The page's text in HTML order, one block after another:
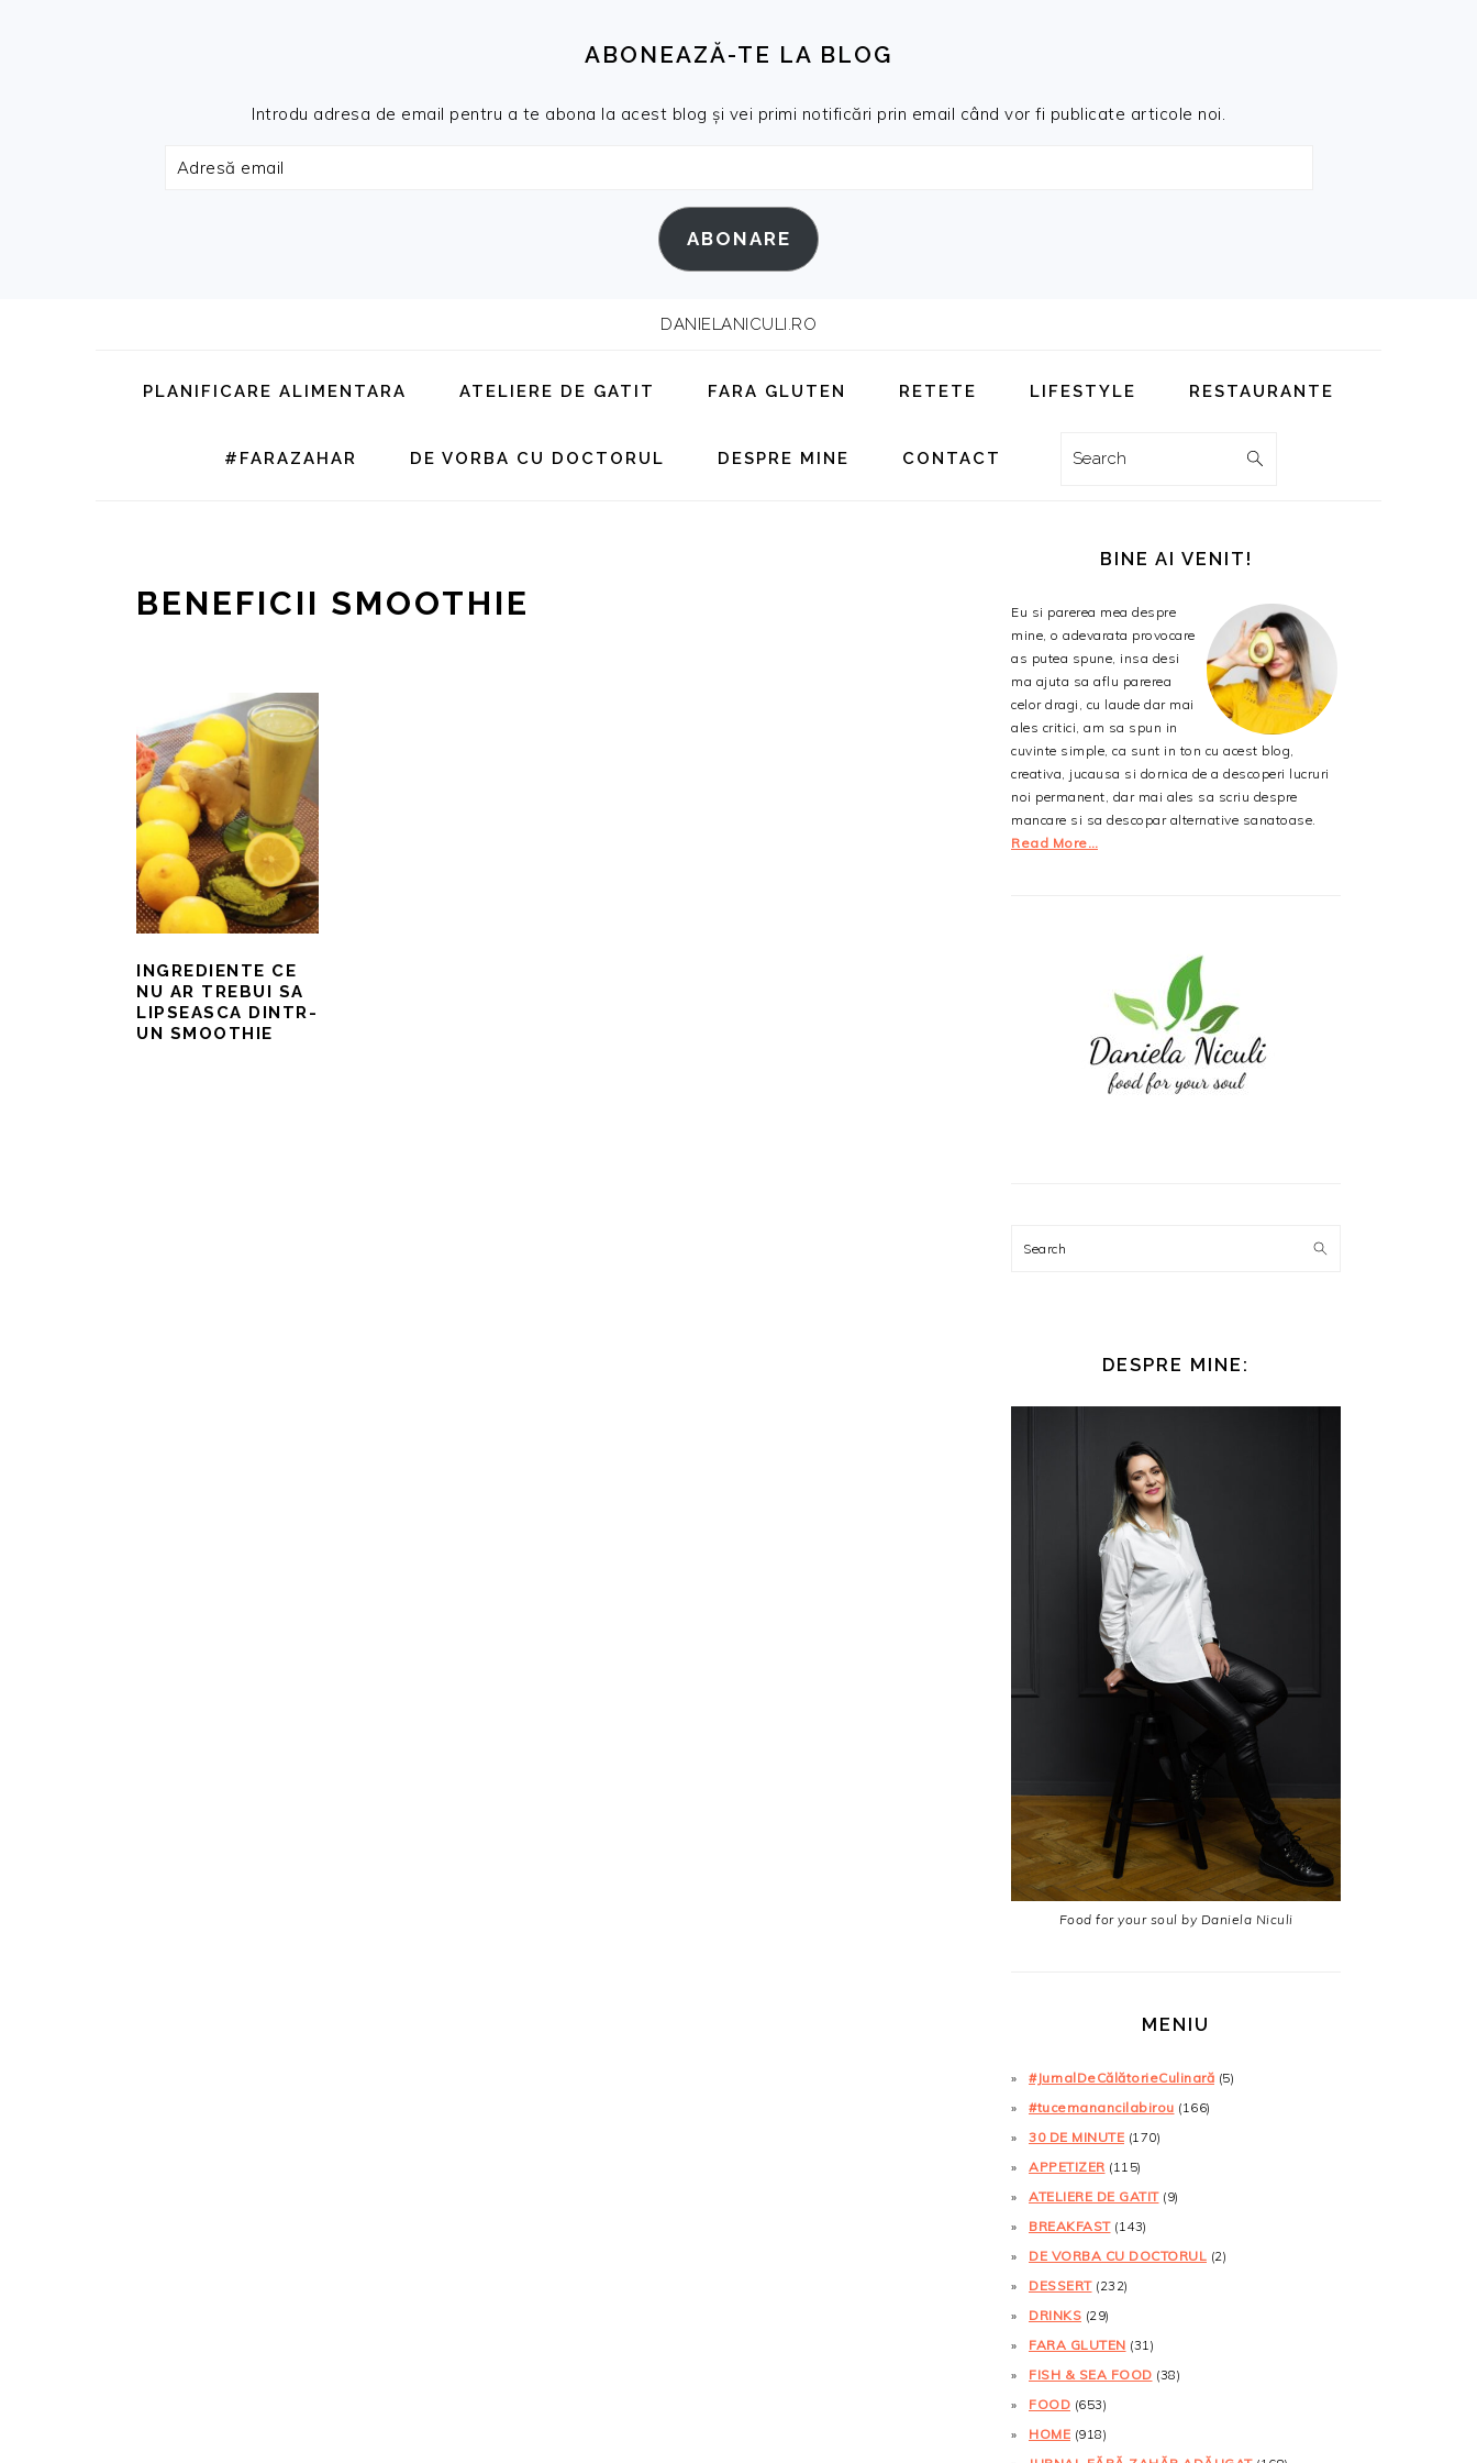
ABONEAZĂ-TE LA BLOG
Introdu adresa de email pentru a te abona la acest blog și vei primi notificări prin email când vor fi publicate articole noi.
Adresă
ABONARE
DANIELANICULI.RO
PLANIFICARE ALIMENTARA ATELIERE DE GATIT FARA GLUTEN RETETE LIFESTYLE RESTAURANTE
#FARAZAHAR DE VORBA CU DOCTORUL DESPRE MINE CONTACT Search
BENEFICII SMOOTHIE
INGREDIENTE CE
NU AR TREBUI SA
LIPSEASCA DINTR-
UN SMOOTHIE
PRINCIPALĂBINE AI VENIT!
Eu si parerea mea despre
mine, o adevarata provocare
as putea spune, insa desi
ma ajuta sa aflu parerea
celor dragi, cu laude dar mai
ales critici, am sa spun in
cuvinte simple, ca sunt in ton cu acest blog,
creativa, jucausa si dornica de a descoperi lucruri
noi permanent, dar mai ales sa scriu despre
mancare si sa descopar alternative sanatoase.
Read More…
Search
DESPRE MINE:
Food for your soul by Daniela Niculi
MENIU
#JurnalDeCălătorieCulinară (5)
#tucemanancilabirou (166)
30 DE MINUTE (170)
APPETIZER (115)
ATELIERE DE GATIT(9)
BREAKFAST(143)
DE VORBA CU DOCTORUL (2)
DESSERT(232)
DRINKS (29)
FARA GLUTEN (31)
FISH & SEA FOOD (38)
FOOD (653)
HOME (918)